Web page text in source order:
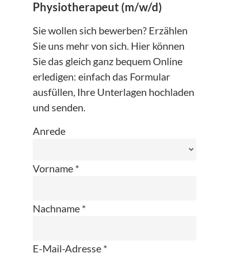
Physiotherapeut (m/w/d)
Sie wollen sich bewerben? Erzählen
Sie uns mehr von sich. Hier können
Sie das gleich ganz bequem Online
erledigen: einfach das Formular
ausfüllen, Ihre Unterlagen hochladen
und senden.
Anrede
Vorname *
Nachname *
E-Mail-Adresse *